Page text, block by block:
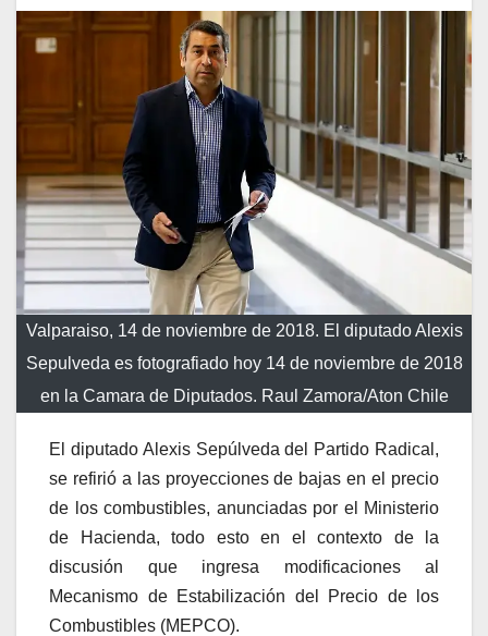
Valparaiso, 14 de noviembre de 2018. El diputado Alexis
Sepulveda es fotografiado hoy 14 de noviembre de 2018
en la Camara de Diputados. Raul Zamora/Aton Chile
El diputado Alexis Sepúlveda del Partido Radical,
se refirió a las proyecciones de bajas en el precio
de los combustibles, anunciadas por el Ministerio
de Hacienda, todo esto en el contexto de la
discusión que ingresa modificaciones al
Mecanismo de Estabilización del Precio de los
Combustibles (MEPCO).